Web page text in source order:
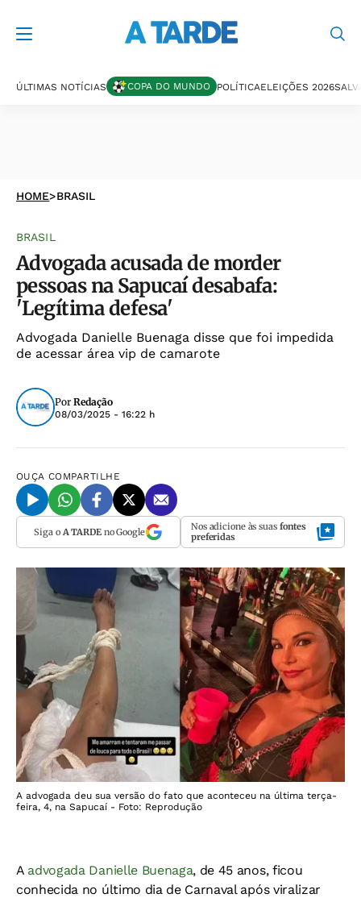
ÚLTIMAS NOTÍCIAS COPA DO MUNDO POLÍTICAELEIÇÕES 2026
HOME>BRASIL
BRASIL
Advogada acusada de morder
pessoas na Sapucaí desabafa:
'Legítima defesa'
Advogada Danielle Buenaga disse que foi impedida
de acessar área vip de camarote
Por Redação
08/03/2025 - 16:22 h
OUÇA COMPARTILHE
Siga o A TARDEno Google Nos adicione às suas fontes
preferidas
A advogada deu sua versão do fato que aconteceu na última terça-
feira, 4, na Sapucaí - Foto: Reprodução
Aadvogada Danielle Buenaga, de 45 anos, ficou
conhecida no último dia de Carnaval após viralizar